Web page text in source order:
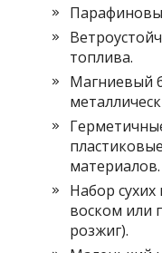
топлива.
Магниевый
материалов.
Набор
воском или
розжиг).